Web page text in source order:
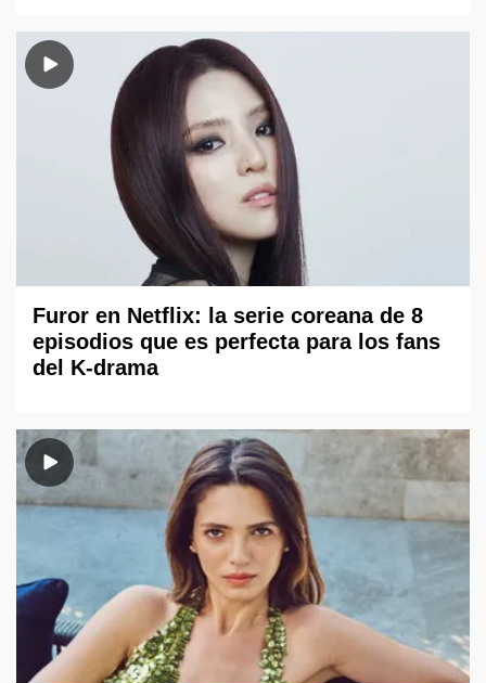
Furor en Netflix: la serie coreana de 8
episodios que es perfecta para los fans
del K-drama